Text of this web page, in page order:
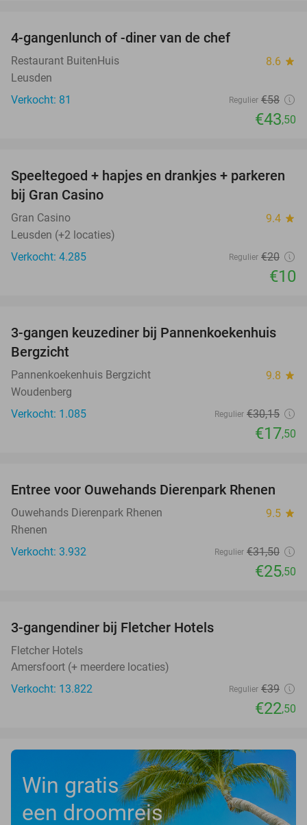
4-gangenlunch of -diner van de chef
Restaurant BuitenHuis 8.6 star
Leusden
Verkocht: 81
Regulier €58
€43,50
50%
Speeltegoed + hapjes en drankjes + parkeren
bij Gran Casino
Gran Casino 9.4 star
Leusden (+2 locaties)
Verkocht: 4.285
Regulier €20
€10
42%
3-gangen keuzediner bij Pannenkoekenhuis
Bergzicht
Pannenkoekenhuis Bergzicht 9.8 star
Woudenberg
Verkocht: 1.085
Regulier €30,15
€17,50
19%
Entree voor Ouwehands Dierenpark Rhenen
Ouwehands Dierenpark Rhenen 9.5 star
Rhenen
Verkocht: 3.932
Regulier €31,50
€25,50
3-gangendiner bij Fletcher Hotels
Fletcher Hotels
Amersfoort (+ meerdere locaties)
Verkocht: 13.822
Regulier €39
€22,50
Win gratis
een droomreis